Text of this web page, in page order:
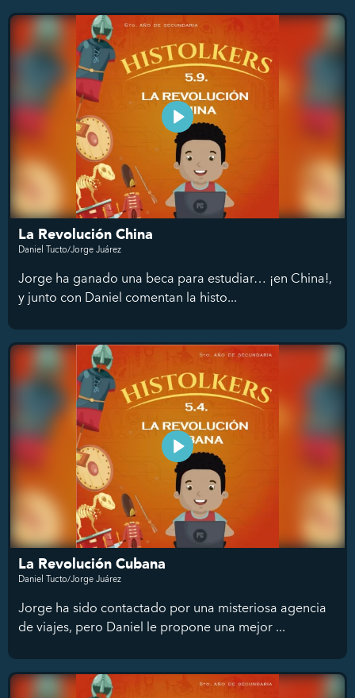
La Revolución China
Daniel Tucto/Jorge Juárez
Jorge ha ganado una beca para estudiar… ¡en China!,
y junto con Daniel comentan la histo...
La Revolución Cubana
Daniel Tucto/Jorge Juárez
Jorge ha sido contactado por una misteriosa agencia
de viajes, pero Daniel le propone una mejor ...